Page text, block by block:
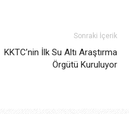
Sonraki İçerik
KKTC’nin İlk Su Altı Araştırma
Örgütü Kuruluyor